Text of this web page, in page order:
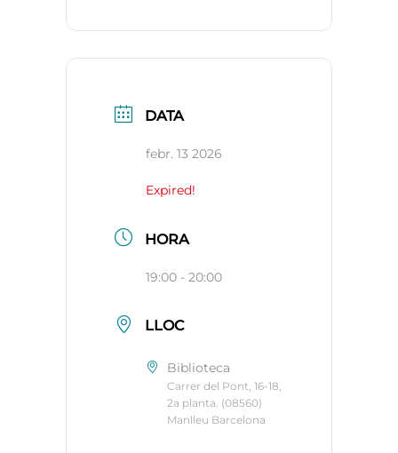
DATA
febr. 13 2026
Expired!
HORA
19:00 - 20:00
LLOC
Biblioteca
Carrer del Pont, 16-18,
2a planta. (08560)
Manlleu Barcelona